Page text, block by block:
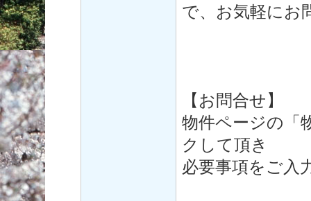
で、お気軽に
【お問合せ】
物件ページの「
クして頂き
必要事項をご入